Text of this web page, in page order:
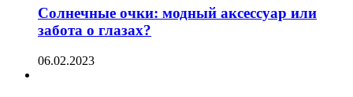
Солнечные очки: модный аксессуар или
забота о глазах?
06.02.2023